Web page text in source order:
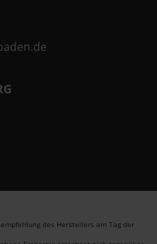
des Herstellers am Tag der